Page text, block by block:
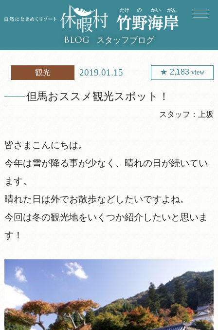
BLOG スタッフブログ
観光 2019.01.15 2,183view
但馬おススメ観光スポット！
スタッフ： 上坂
皆さまこんにちは。
今年は雪が降る事が少なく、晴れの日が続いてい
ます。
晴れた日は外でお散歩などしたいですよね。
今回は冬の観光地をいくつか紹介したいと思いま
す！